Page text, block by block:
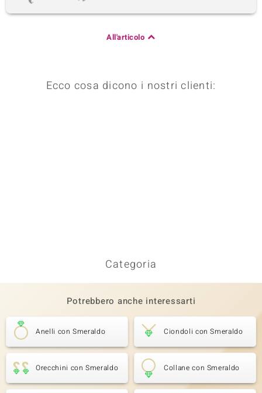
All'articolo
Ecco cosa dicono i nostri clienti:
Categoria
Potrebbero anche interessarti
Anelli con Smeraldo Ciondoli con Smeraldo
Orecchini con Smeraldo Collane con Smeraldo